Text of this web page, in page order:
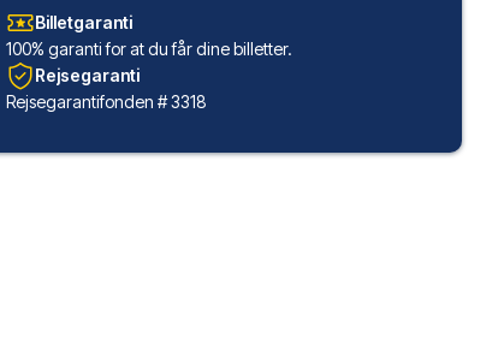
Billetgaranti
100% garanti for at du får dine billetter.
Rejsegaranti
Rejsegarantifonden # 3318